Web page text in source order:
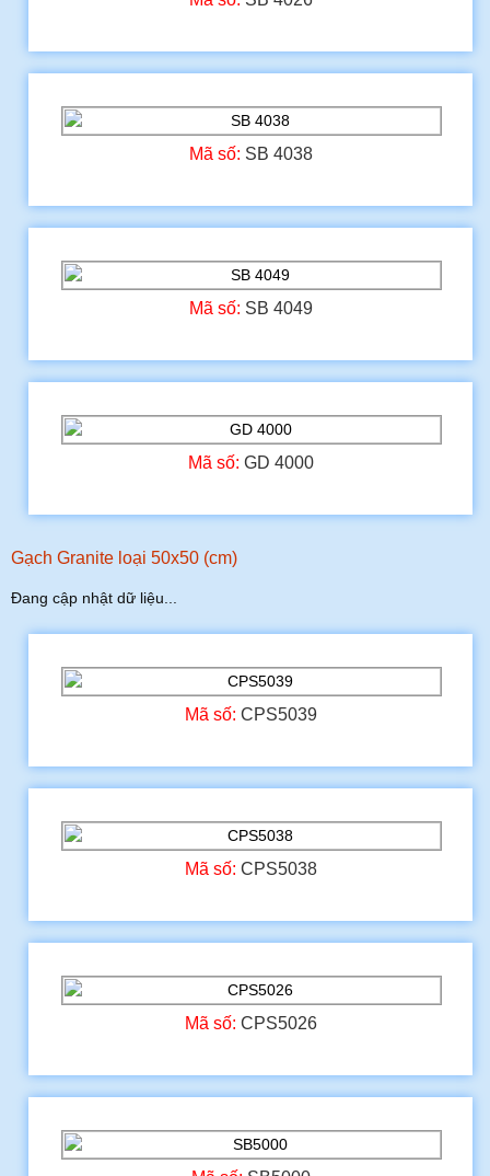
Mã số: SB 4038
Mã số: SB 4049
Mã số: GD 4000
Gạch Granite loại 50x50 (cm)
Đang cập nhật dữ liệu...
Mã số: CPS5039
Mã số: CPS5038
Mã số: CPS5026